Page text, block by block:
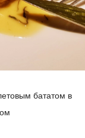
бататом в